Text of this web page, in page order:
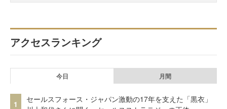
アクセスランキング
今日 月間
1
セールスフォース・ジャパン激動の17年を支えた「黒衣」